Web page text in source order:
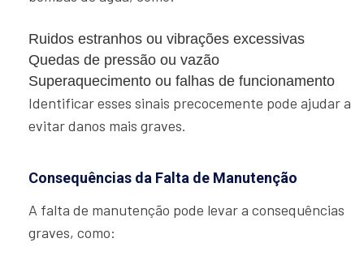
Ruidos estranhos ou vibrações excessivas
Quedas de pressão ou vazão
Superaquecimento ou falhas de funcionamento
Identificar esses sinais precocemente pode ajudar a
evitar danos mais graves.
Consequências da Falta de Manutenção
A falta de manutenção pode levar a consequências
graves, como: